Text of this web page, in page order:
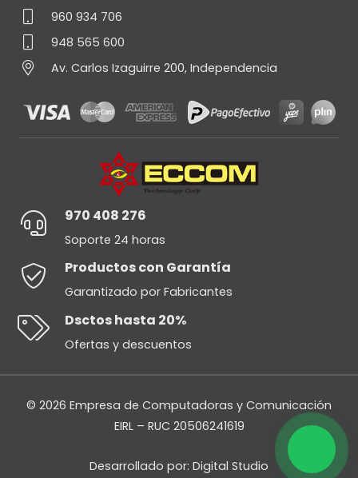
960 934 706
948 565 600
Av. Carlos Izaguirre 200, Independencia
970 408 276
Soporte 24 horas
Productos con Garantía
Garantizado por Fabricantes
Dsctos hasta 20%
Ofertas y descuentos
© 2026 Empresa de Computadoras y Comunicación
EIRL – RUC 20506241619
Desarrollado por: Digital Studio